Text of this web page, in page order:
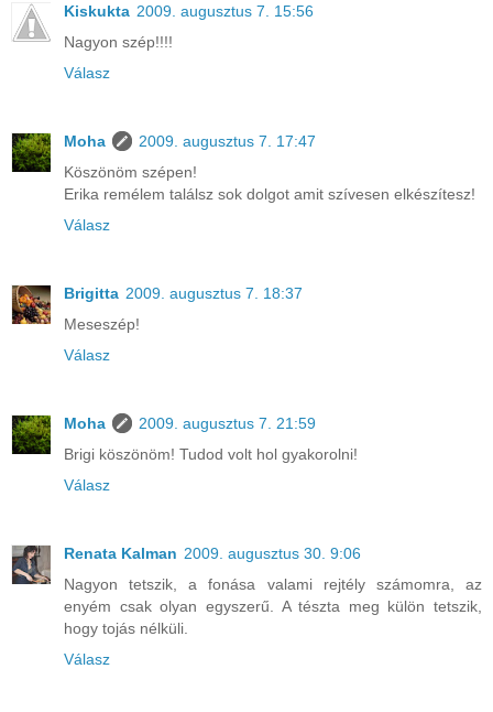
Kiskukta 2009. augusztus 7. 15:56
Nagyon szép!!!!
Válasz
Moha
2009. augusztus 7. 17:47
Köszönöm szépen!
Erika remélem találsz sok dolgot amit szívesen elkészítesz!
Válasz
Brigitta 2009. augusztus 7. 18:37
Meseszép!
Válasz
Moha
2009. augusztus 7. 21:59
Brigi köszönöm! Tudod volt hol gyakorolni!
Válasz
Renata Kalman 2009. augusztus 30. 9:06
Nagyon tetszik, a fonása valami rejtély számomra, az
enyém csak olyan egyszerű. A tészta meg külön tetszik,
hogy tojás nélküli.
Válasz